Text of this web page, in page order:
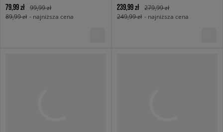
79,99 zł
99,99 zł
89,99 zł - najniższa cena
239,99 zł
279,99 zł
249,99 zł - najniższa cena